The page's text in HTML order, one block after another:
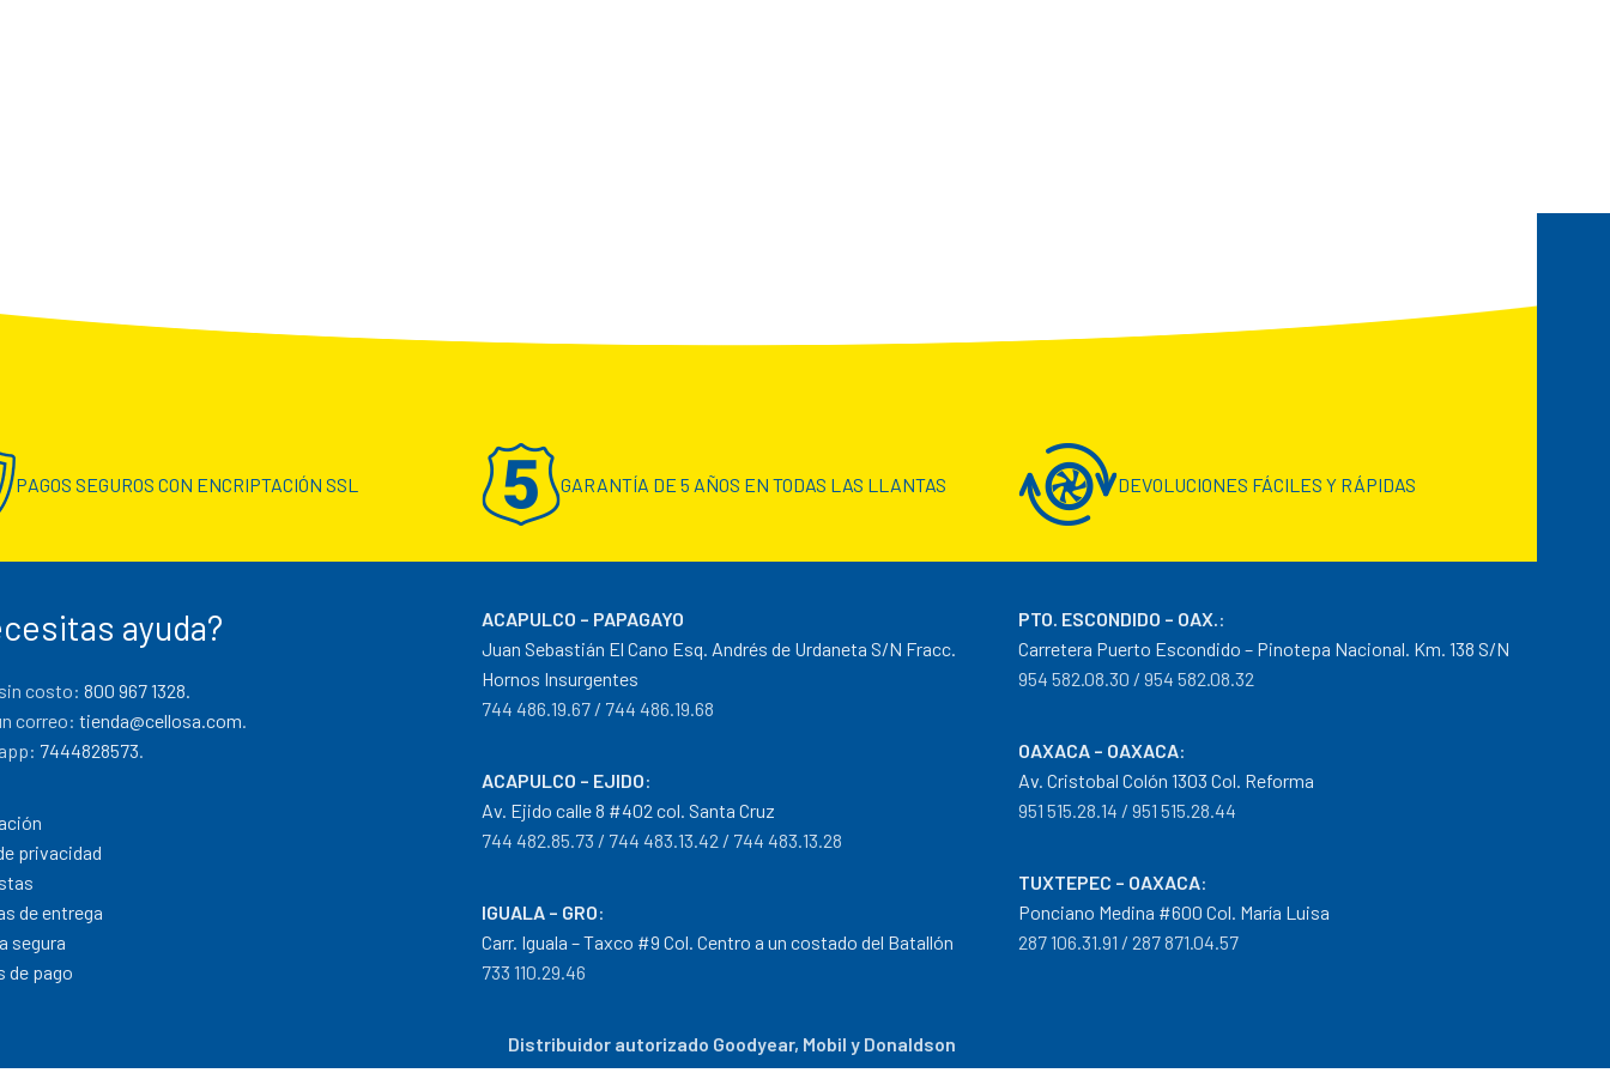
PAGOS SEGUROS CON ENCRIPTACIÓN SSL GARANTÍA DE 5 AÑOS EN TODAS LAS LLANTAS DEVOLUCIONES FÁCILES Y RÁPIDAS
ayuda?
costo:800 967 1328.
correo:tienda@cellosa.com.
7444828573.
privacidad
de entrega
segura
de pago
ACAPULCO – PAPAGAYO
Juan Sebastián El Cano Esq. Andrés de Urdaneta S/N Fracc.
Hornos Insurgentes
744 486.19.67 / 744 486.19.68
ACAPULCO – EJIDO:
Av. Ejido calle 8 #402 col. Santa Cruz
744 482.85.73 / 744 483.13.42 / 744 483.13.28
IGUALA – GRO:
Carr. Iguala – Taxco #9 Col. Centro a un costado del Batallón
733 110.29.46
PTO. ESCONDIDO – OAX.:
Carretera Puerto Escondido – Pinotepa Nacional. Km. 138 S/N
954 582.08.30 / 954 582.08.32
OAXACA – OAXACA:
Av. Cristobal Colón 1303 Col. Reforma
951 515.28.14 / 951 515.28.44
TUXTEPEC – OAXACA:
Ponciano Medina #600 Col. María Luisa
287 106.31.91 / 287 871.04.57
Distribuidor autorizado Goodyear, Mobil y Donaldson